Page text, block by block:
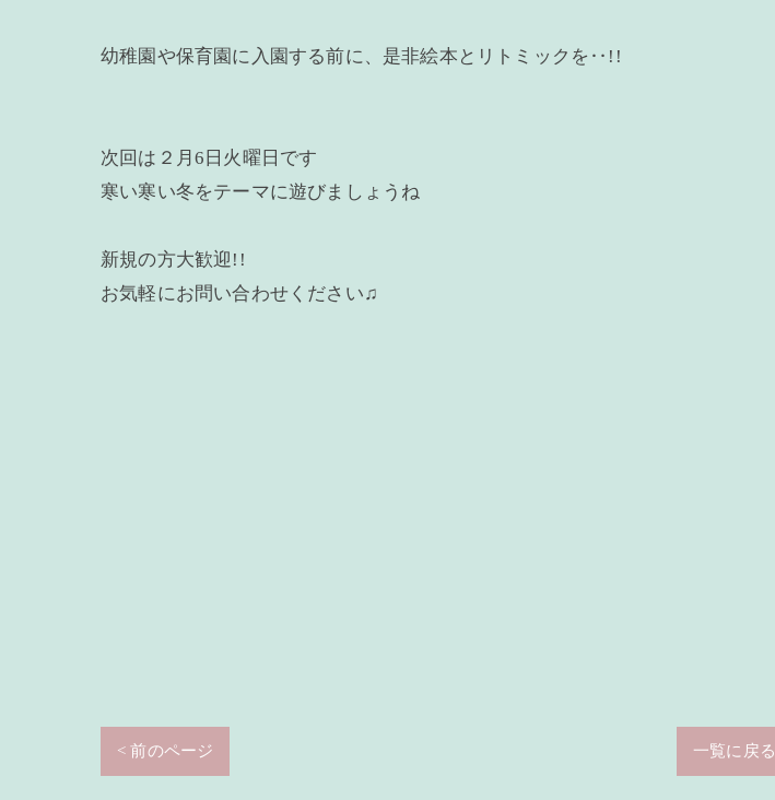
幼稚園や保育園に入園する前に、是非絵本とリトミックを‥!!
次回は２月6日火曜日です
寒い寒い冬をテーマに遊びましょうね
新規の方大歓迎!!
お気軽にお問い合わせください♫
< 前のページ 一覧に戻る